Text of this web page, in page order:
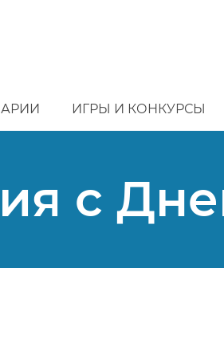
ИГРЫ И КОНКУРСЫ
с